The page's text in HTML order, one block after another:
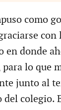
como
en donde
para lo que
junto al
colegio.